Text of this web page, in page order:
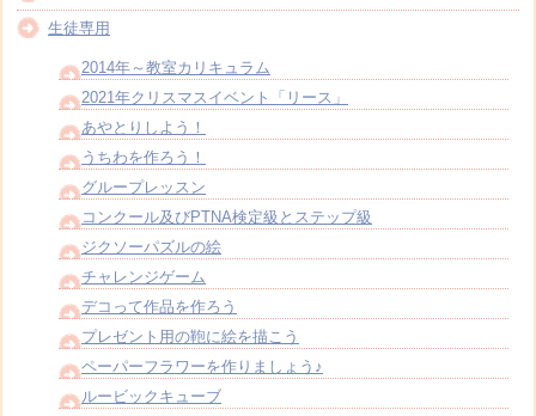
生徒専用
2014年～教室カリキュラム
2021年クリスマスイベント「リース」
あやとりしよう！
うちわを作ろう！
グループレッスン
コンクール及びPTNA検定級とステップ級
ジクソーパズルの絵
チャレンジゲーム
デコって作品を作ろう
プレゼント用の鞄に絵を描こう
ペーパーフラワーを作りましょう♪
ルービックキューブ